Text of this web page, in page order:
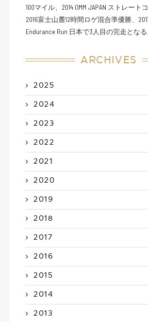
100マイル、2014 OMM JAPAN ストレート
2016富士山麓12時間ロゲ混合準優勝、
Endurance Run 日本で3人目の完走となる
ARCHIVES
2025
2024
2023
2022
2021
2020
2019
2018
2017
2016
2015
2014
2013